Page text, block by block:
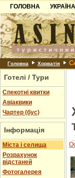
ГОЛОВНА
УКРАЇНА
Карпати
Азов
Шацьк
Головна Хорватія
Готелі / Тури
Спекотні квитки
Авіаквики
Чартер (бус)
Інформація
Міста і селища
Розрахунок
відстаней
Фотогалерея